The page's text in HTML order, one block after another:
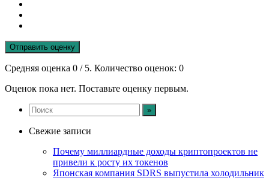
Отправить оценку
Средняя оценка 0 / 5. Количество оценок: 0
Оценок пока нет. Поставьте оценку первым.
Свежие записи
Почему миллиардные доходы криптопроектов не
привели к росту их токенов
Японская компания SDRS выпустила холодильник